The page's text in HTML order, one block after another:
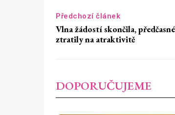
Předchozí článek
Vlna žádostí skončila,
ztratily na atraktivitě
DOPORUČUJEME